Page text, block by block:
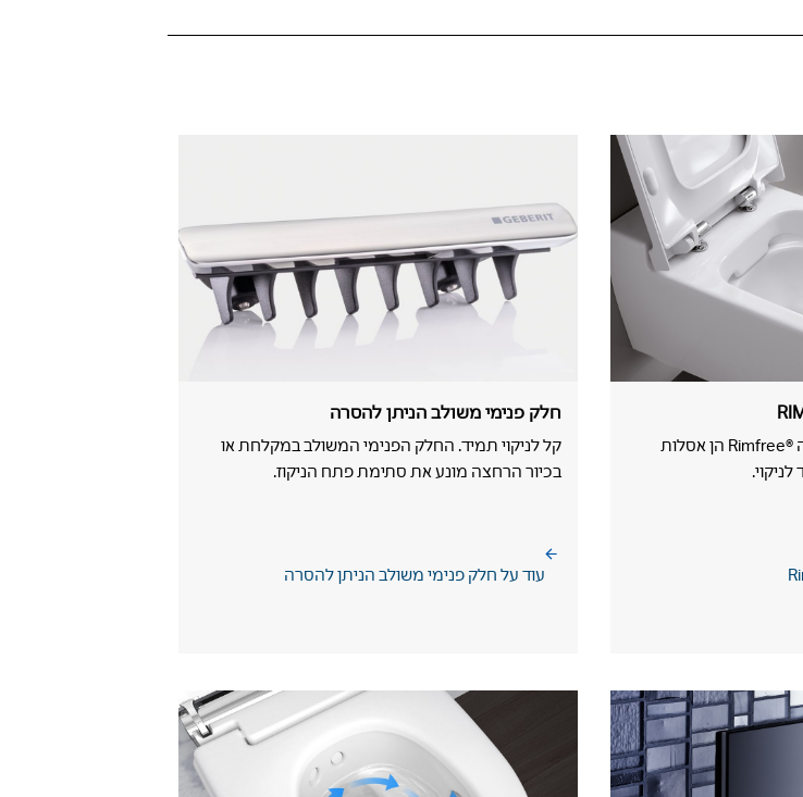
האסלות הקרמיות ללא תעלה Rimfree®‎ הן אסלות
חלק פנימי משולב הניתן להסרה
קל לניקוי תמיד. החלק הפנימי המשולב במקלחת או
בכיור הרחצה מונע את סתימת פתח הניקוז.
עוד על חלק פנימי משולב הניתן להסרה